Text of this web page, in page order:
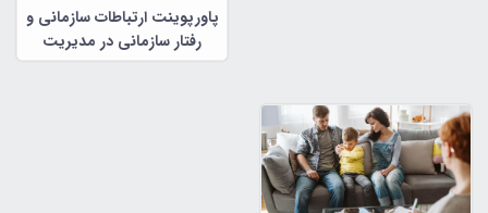
پاورپوینت ارتباطات سازمانی و
رفتار سازمانی در مدیریت
سازمانی